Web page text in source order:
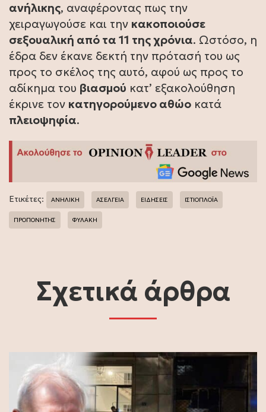
ανήλικης, αναφέροντας πως την
χειραγωγούσε και την κακοποιούσε
σεξουαλική από τα 11 της χρόνια. Ωστόσο, η
έδρα δεν έκανε δεκτή την πρότασή του ως
προς το σκέλος της αυτό, αφού ως προς το
αδίκημα του βιασμού κατ’ εξακολούθηση
έκρινε τον κατηγορούμενο αθώο κατά
πλειοψηφία.
Ετικέτες: ΑΝΗΛΙΚΗ ΑΣΕΛΓΕΙΑ ΕΙΔΗΣΕΙΣ ΙΣΤΙΟΠΛΟΪΑ
ΠΡΟΠΟΝΗΤΗΣ ΦΥΛΑΚΗ
Σχετικά άρθρα